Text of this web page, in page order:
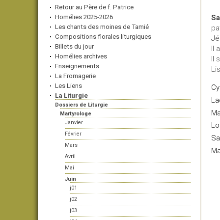
Retour au Père de f. Patrice
Homélies 2025-2026
Les chants des moines de Tamié
Compositions florales liturgiques
Billets du jour
Homélies archives
Enseignements
La Fromagerie
Les Liens
La Liturgie
Dossiers de Liturgie
Martyrologe
Janvier
Février
Mars
Avril
Mai
Juin
j01
j02
j03
Il
Il